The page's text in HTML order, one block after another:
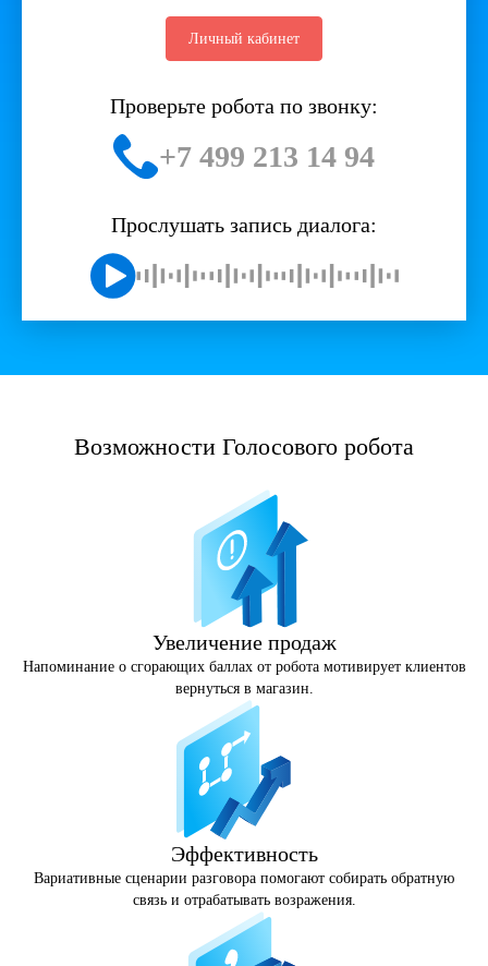
Личный кабинет
Проверьте робота по звонку:
+7 499 213 14 94
Прослушать запись диалога:
Возможности Голосового робота
Увеличение продаж
Напоминание о сгорающих баллах от робота мотивирует клиентов
вернуться в магазин.
Эффективность
Вариативные сценарии разговора помогают собирать обратную
связь и отрабатывать возражения.